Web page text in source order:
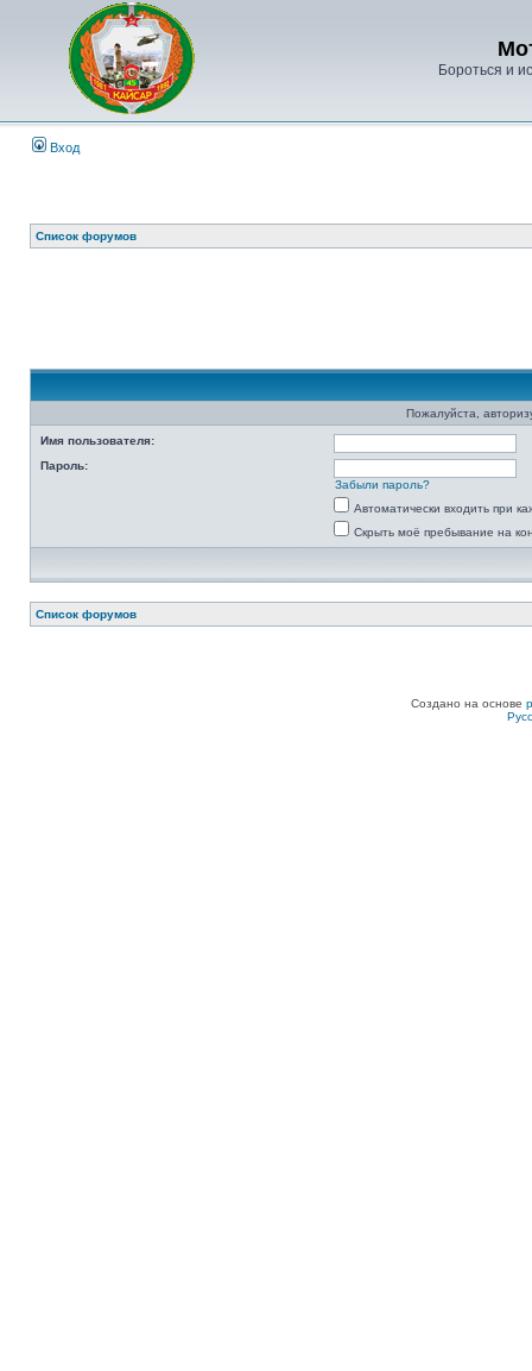
Бороться и
Вход
Список форумов
Пожалуйста,
Имя пользователя:
Пароль:
Забыли пароль?
Автоматически входить при
Скрыть моё пребывание на
Список форумов
Создано на основе